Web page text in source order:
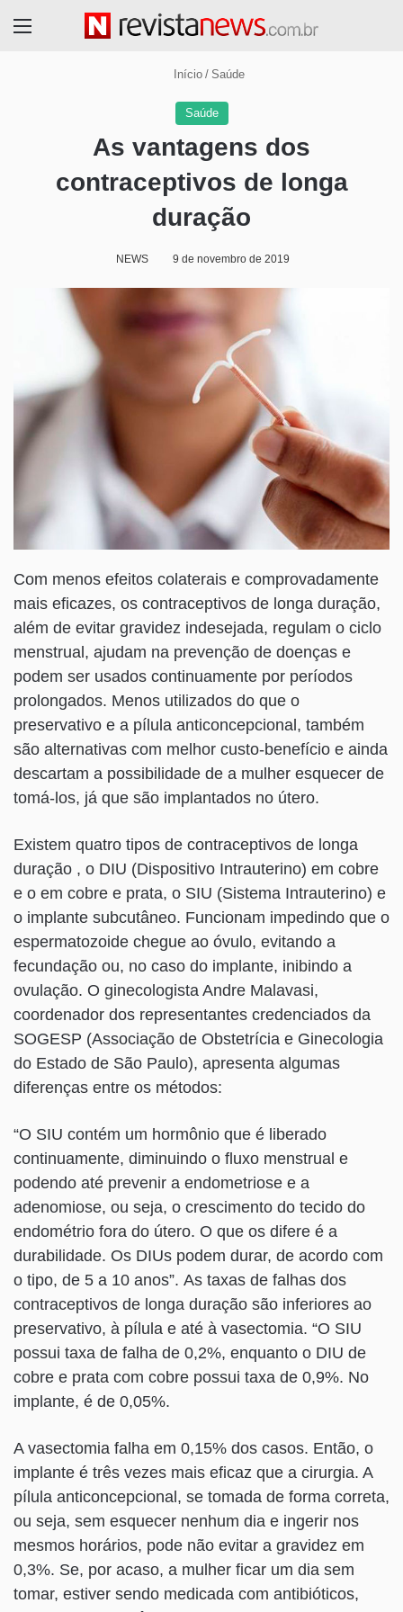
Início / Saúde
Saúde
As vantagens dos
contraceptivos de longa
duração
NEWS 9 de novembro de 2019
Com menos efeitos colaterais e comprovadamente
mais eficazes, os contraceptivos de longa duração,
além de evitar gravidez indesejada, regulam o ciclo
menstrual, ajudam na prevenção de doenças e
podem ser usados continuamente por períodos
prolongados. Menos utilizados do que o
preservativo e a pílula anticoncepcional, também
são alternativas com melhor custo-benefício e ainda
descartam a possibilidade de a mulher esquecer de
tomá-los, já que são implantados no útero.
Existem quatro tipos de contraceptivos de longa
duração , o DIU (Dispositivo Intrauterino) em cobre
e o em cobre e prata, o SIU (Sistema Intrauterino) e
o implante subcutâneo. Funcionam impedindo que o
espermatozoide chegue ao óvulo, evitando a
fecundação ou, no caso do implante, inibindo a
ovulação. O ginecologista Andre Malavasi,
coordenador dos representantes credenciados da
SOGESP (Associação de Obstetrícia e Ginecologia
do Estado de São Paulo), apresenta algumas
diferenças entre os métodos:
“O SIU contém um hormônio que é liberado
continuamente, diminuindo o fluxo menstrual e
podendo até prevenir a endometriose e a
adenomiose, ou seja, o crescimento do tecido do
endométrio fora do útero. O que os difere é a
durabilidade. Os DIUs podem durar, de acordo com
o tipo, de 5 a 10 anos”. As taxas de falhas dos
contraceptivos de longa duração são inferiores ao
preservativo, à pílula e até à vasectomia. “O SIU
possui taxa de falha de 0,2%, enquanto o DIU de
cobre e prata com cobre possui taxa de 0,9%. No
implante, é de 0,05%.
A vasectomia falha em 0,15% dos casos. Então, o
implante é três vezes mais eficaz que a cirurgia. A
pílula anticoncepcional, se tomada de forma correta,
ou seja, sem esquecer nenhum dia e ingerir nos
mesmos horários, pode não evitar a gravidez em
0,3%. Se, por acaso, a mulher ficar um dia sem
tomar, estiver sendo medicada com antibióticos,